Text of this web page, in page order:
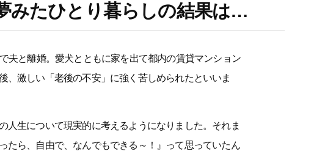
みたひとり暮らしの結果は…
夫と離婚。愛犬とともに家を出て都内の賃貸マンション
、激しい「老後の不安」に強く苦しめられたといいま
人生について現実的に考えるようになりました。それま
たら、自由で、なんでもできる～！』って思っていたん